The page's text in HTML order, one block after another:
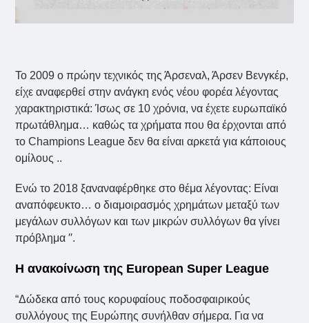
Το 2009 ο πρώην τεχνικός της Άρσεναλ, Άρσεν Βενγκέρ,
είχε αναφερθεί στην ανάγκη ενός νέου φορέα λέγοντας
χαρακτηριστικά:Ίσως σε 10 χρόνια, να έχετε ευρωπαϊκό
πρωτάθλημα… καθώς τα χρήματα που θα έρχονται από
το Champions League δεν θα είναι αρκετά για κάποιους
ομίλους ..
Ενώ το 2018 ξαναναφέρθηκε στο θέμα λέγοντας: Είναι
αναπόφευκτο… ο διαμοιρασμός χρημάτων μεταξύ των
μεγάλων συλλόγων και των μικρών συλλόγων θα γίνει
πρόβλημα ′′.
Η ανακοίνωση της European Super League
“Δώδεκα από τους κορυφαίους ποδοσφαιρικούς
συλλόγους της Ευρώπης συνήλθαν σήμερα. Για να